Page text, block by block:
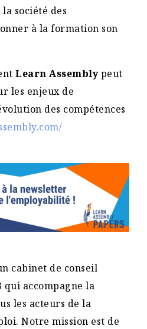
société des
à la formation son
Learn Assemblypeut
les enjeux de
des compétences
cabinet de conseil
accompagne la
les acteurs de la
Notre mission est de